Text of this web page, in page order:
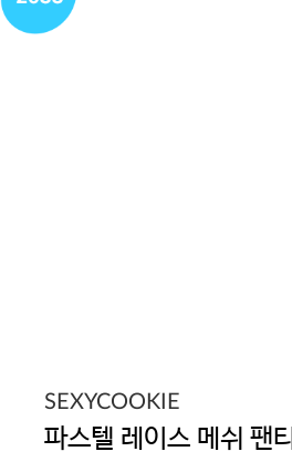
SEXYCOOKIE
파스텔 레이스 메쉬 팬티